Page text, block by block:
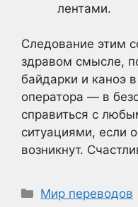
лентами.
Следование этим
здравом смысле,
байдарки и каноэ
оператора — в
справиться с
ситуациями, если
возникнут.
Рубрики
Мир переводов